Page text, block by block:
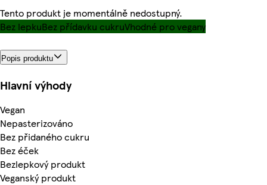
Tento produkt je momentálně nedostupný.
Bez lepkuBez přídavku cukruVhodné pro vegany
Popis produktu
Hlavní výhody
Vegan
Nepasterizováno
Bez přidaného cukru
Bez éček
Bezlepkový produkt
Veganský produkt